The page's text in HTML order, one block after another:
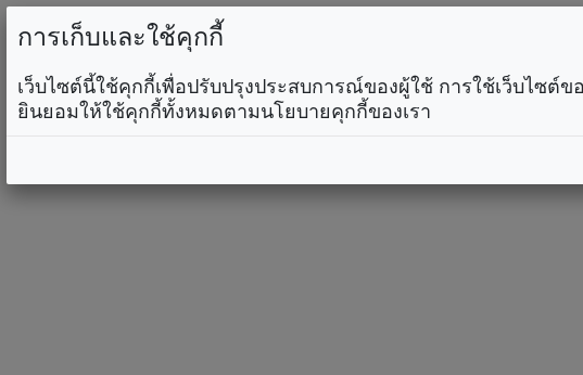
การเก็บและใช้คุกกี้
เว็บไซต์นี้ใช้คุกกี้เพื่อปรับปรุงประสบการณ์ของผู้ใช้ การใช้เว็บไซต์ข
ยินยอมให้ใช้คุกกี้ทั้งหมดตามนโยบายคุกกี้ของเรา